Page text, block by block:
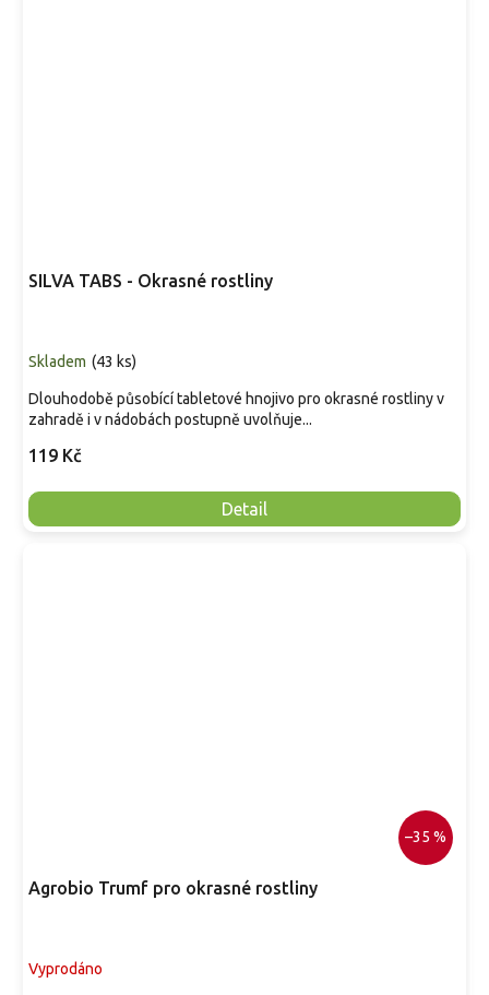
SILVA TABS - Okrasné rostliny
Skladem (43 ks)
119 Kč
Detail
Dlouhodobě působící tabletové hnojivo pro okrasné rostliny v
zahradě i v nádobách postupně uvolňuje...
–35 %
Agrobio Trumf pro okrasné rostliny
Vyprodáno